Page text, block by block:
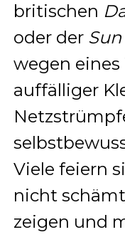
britischen
oder der Sun
wegen
auffälliger
Viele feiern
nicht
zeigen und